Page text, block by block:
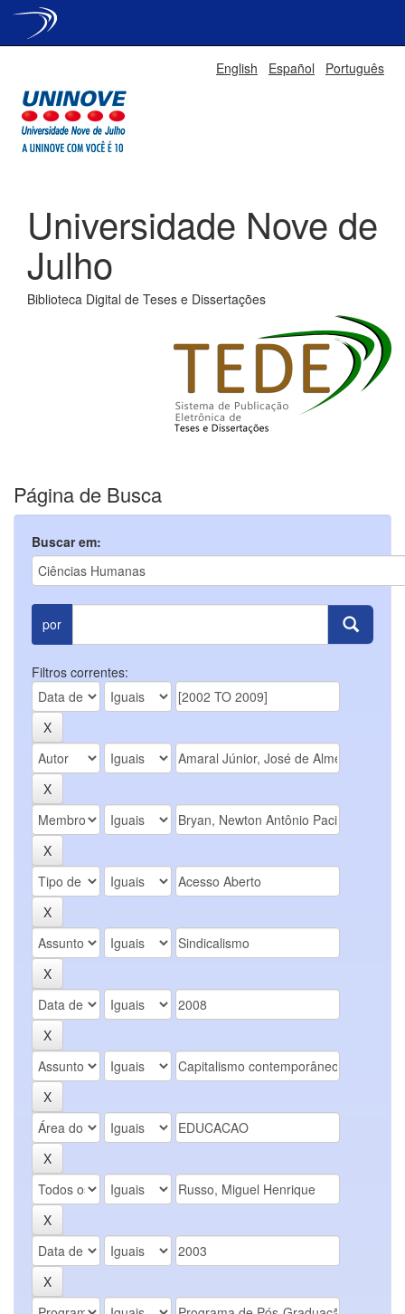
English Español Português
Universidade Nove de
Julho
Biblioteca Digital de Teses e Dissertações
Página de Busca
Buscar em:
por
Filtros correntes: